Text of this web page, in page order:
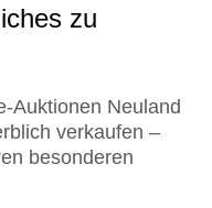
zu
Auktionen Neuland
verkaufen –
besonderen